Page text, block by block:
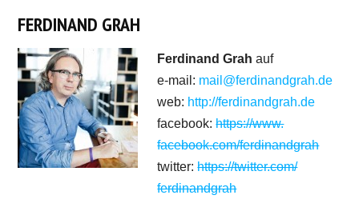
FERDINAND GRAH
Ferdinand Grah auf
e-mail: mail @ferdinandgrah.de
web: http://ferdinandgrah.de
facebook:https://www.
facebook.com/ferdinandgrah
twitter:https://twitter.com/
ferdinandgrah